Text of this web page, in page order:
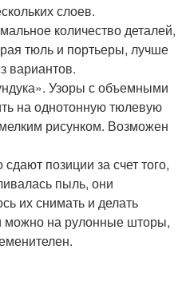
слоев.
количество деталей,
тюль и портьеры, лучше
вариантов.
Узоры с объемными
на однотонную тюлевую
рисунком. Возможен
позиции за счет того,
пыль, они
их снимать и делать
можно на рулонные шторы,